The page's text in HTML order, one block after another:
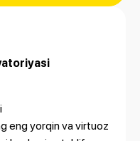
eng yorqin va virtuoz